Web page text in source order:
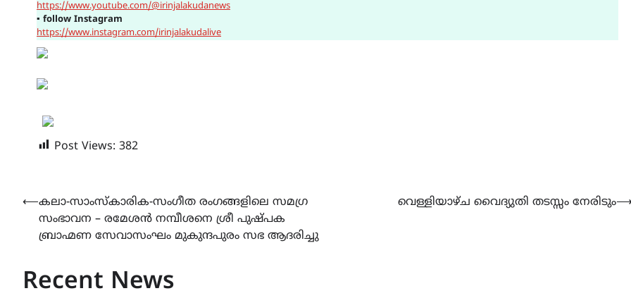
https://www.youtube.com/@irinjalakudanews
▪ follow Instagram
https://www.instagram.com/irinjalakudalive
Post Views: 382
Post
navigation
⟵കലാ-സാംസ്കാരിക-സംഗീത രംഗങ്ങളിലെ സമഗ്ര
സംഭാവന – രമേശൻ നമ്പീശനെ ശ്രീ പുഷ്പക
ബ്രാഹ്മണ സേവാസംഘം മുകുന്ദപുരം സഭ ആദരിച്ചു
വെള്ളിയാഴ്ച വൈദ്യുതി തടസ്സം നേരിടും
Recent News